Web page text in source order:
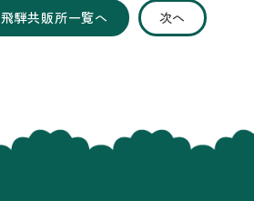
飛騨共販所一覧へ 次へ